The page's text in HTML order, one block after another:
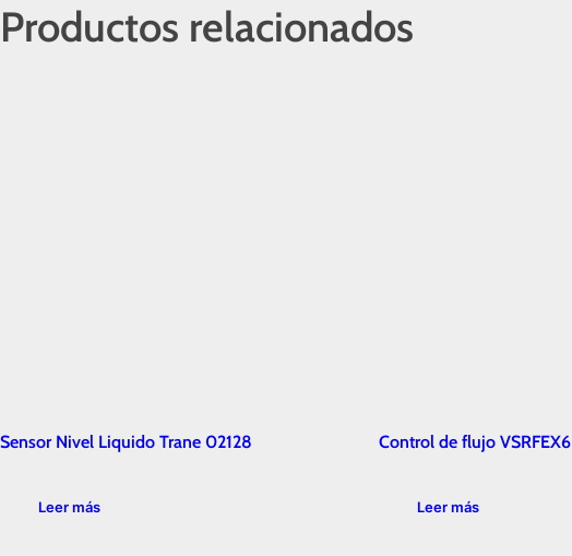
Productos relacionados
Sensor Nivel Liquido Trane 02128
Leer más
Control de flujo VSRFEX6
Leer más